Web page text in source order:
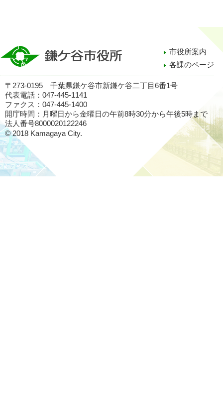
市役所案内
各課のページ
〒273-0195 千葉県鎌ケ谷市新鎌ケ谷二丁目6番1号
代表電話：047-445-1141
ファクス：047-445-1400
開庁時間：月曜日から金曜日の午前8時30分から午後5時まで
法人番号8000020122246
© 2018 Kamagaya City.